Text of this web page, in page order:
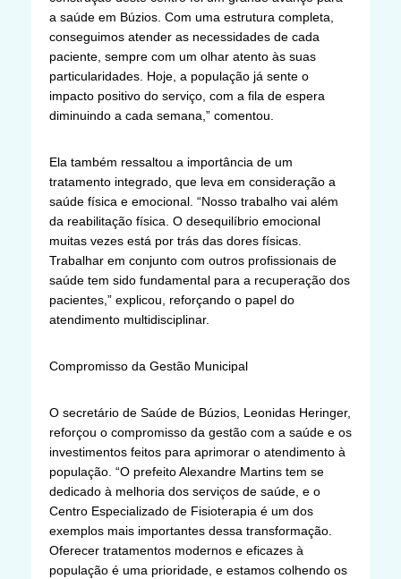
a saúde em Búzios. Com uma estrutura completa,
conseguimos atender as necessidades de cada
paciente, sempre com um olhar atento às suas
particularidades. Hoje, a população já sente o
impacto positivo do serviço, com a fila de espera
diminuindo a cada semana,” comentou.
Ela também ressaltou a importância de um
tratamento integrado, que leva em consideração a
saúde física e emocional. “Nosso trabalho vai além
da reabilitação física. O desequilíbrio emocional
muitas vezes está por trás das dores físicas.
Trabalhar em conjunto com outros profissionais de
saúde tem sido fundamental para a recuperação dos
pacientes,” explicou, reforçando o papel do
atendimento multidisciplinar.
Compromisso da Gestão Municipal
O secretário de Saúde de Búzios, Leonidas Heringer,
reforçou o compromisso da gestão com a saúde e os
investimentos feitos para aprimorar o atendimento à
população. “O prefeito Alexandre Martins tem se
dedicado à melhoria dos serviços de saúde, e o
Centro Especializado de Fisioterapia é um dos
exemplos mais importantes dessa transformação.
Oferecer tratamentos modernos e eficazes à
população é uma prioridade, e estamos colhendo os